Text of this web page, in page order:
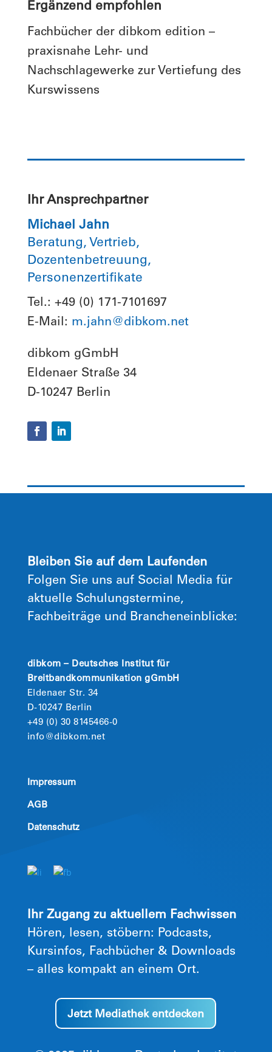
Ergänzend empfohlen
Fachbücher der dibkom edition –
praxisnahe Lehr- und
Nachschlagewerke zur Vertiefung des
Kurswissens
Ihr Ansprechpartner
Michael Jahn
Beratung, Vertrieb,
Dozentenbetreuung,
Personenzertifikate
Tel.: +49 (0) 171-7101697
E-Mail: m.jahn@dibkom.net
dibkom gGmbH
Eldenaer Straße 34
D-10247 Berlin
Bleiben Sie auf dem Laufenden
Folgen Sie uns auf Social Media für
aktuelle Schulungstermine,
Fachbeiträge und Brancheneinblicke:
dibkom – Deutsches Institut für
Breitbandkommunikation gGmbH
Eldenaer Str. 34
D-10247 Berlin
+49 (0) 30 8145466-0
info@dibkom.net
Impressum
AGB
Datenschutz
Ihr Zugang zu aktuellem Fachwissen
Hören, lesen, stöbern: Podcasts,
Kursinfos, Fachbücher & Downloads
– alles kompakt an einem Ort.
Jetzt Mediathek entdecken